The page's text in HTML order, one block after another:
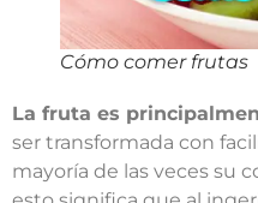
Cómo comer frutas
La fruta es
ser transformada con
mayoría de las veces su